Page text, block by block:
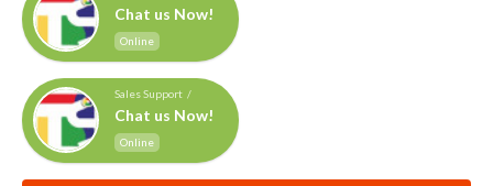
Chat us Now!
Online
Sales Support /
Chat us Now!
Online